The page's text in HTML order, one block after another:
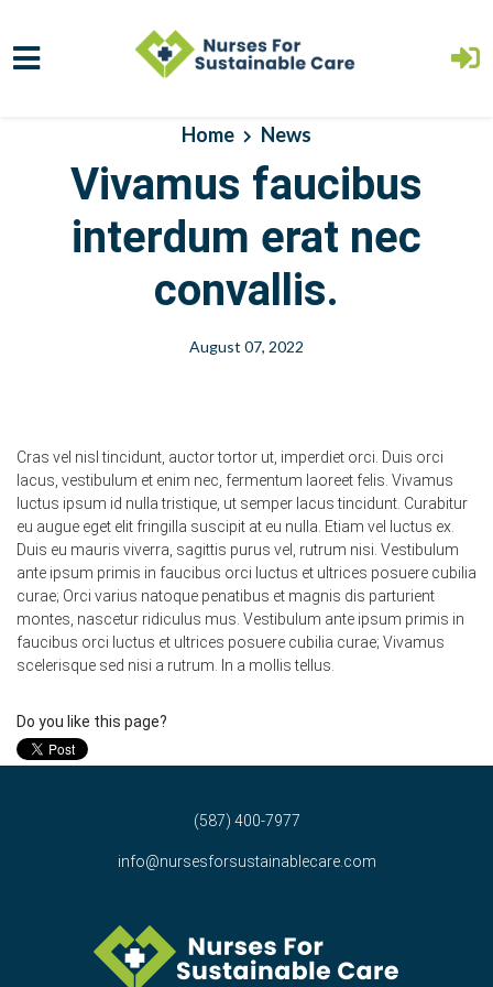
Home News
Vivamus faucibus
interdum erat nec
convallis.
August 07, 2022
Cras vel nisl tincidunt, auctor tortor ut, imperdiet orci. Duis orci
lacus, vestibulum et enim nec, fermentum laoreet felis. Vivamus
luctus ipsum id nulla tristique, ut semper lacus tincidunt. Curabitur
eu augue eget elit fringilla suscipit at eu nulla. Etiam vel luctus ex.
Duis eu mauris viverra, sagittis purus vel, rutrum nisi. Vestibulum
ante ipsum primis in faucibus orci luctus et ultrices posuere cubilia
curae; Orci varius natoque penatibus et magnis dis parturient
montes, nascetur ridiculus mus. Vestibulum ante ipsum primis in
faucibus orci luctus et ultrices posuere cubilia curae; Vivamus
scelerisque sed nisi a rutrum. In a mollis tellus.
Do you like this page?
(587) 400-7977
info@nursesforsustainablecare.com